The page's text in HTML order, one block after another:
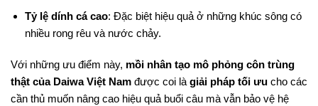
Tỷ lệ dính cá cao: Đặc biệt hiệu quả ở những khúc sông có
nhiều rong rêu và nước chảy.
Với những ưu điểm này, mồi nhân tạo mô phỏng côn trùng
thật của Daiwa Việt Nam được coi là giải pháp tối ưu cho các
cần thủ muốn nâng cao hiệu quả buổi câu mà vẫn bảo vệ hệ